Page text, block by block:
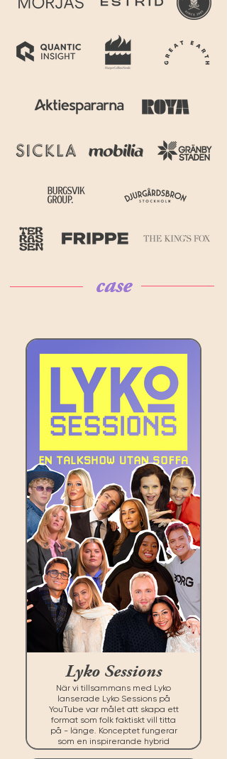
case
case
Lyko Sessions
När vi tillsammans med Lyko
lanserade Lyko Sessions på
YouTube var målet att skapa ett
format som folk faktiskt vill titta
på - länge. Konceptet fungerar
som en inspirerande hybrid
mellan talkshow och